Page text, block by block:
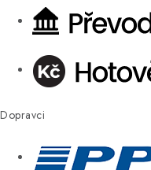
Dopravci